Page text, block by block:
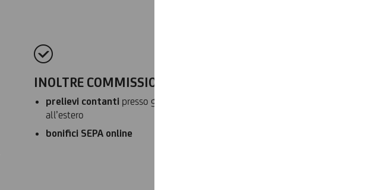
INOLTRE COMMISSIONI A 0€
prelievi contanti presso gli sportelli automatici UniCredit in Italia e
all’estero
bonifici SEPA online